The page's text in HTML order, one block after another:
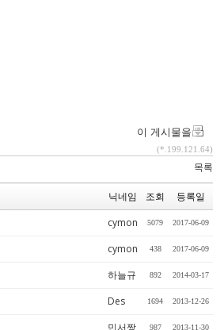
이 게시물을
(*.199.121.64)
목록
닉네임 조회 등록일
cymon 5079 2017-06-09
cymon 438 2017-06-09
하늘규 892 2014-03-17
Des 1694 2013-12-26
민서짱 987 2013-11-30